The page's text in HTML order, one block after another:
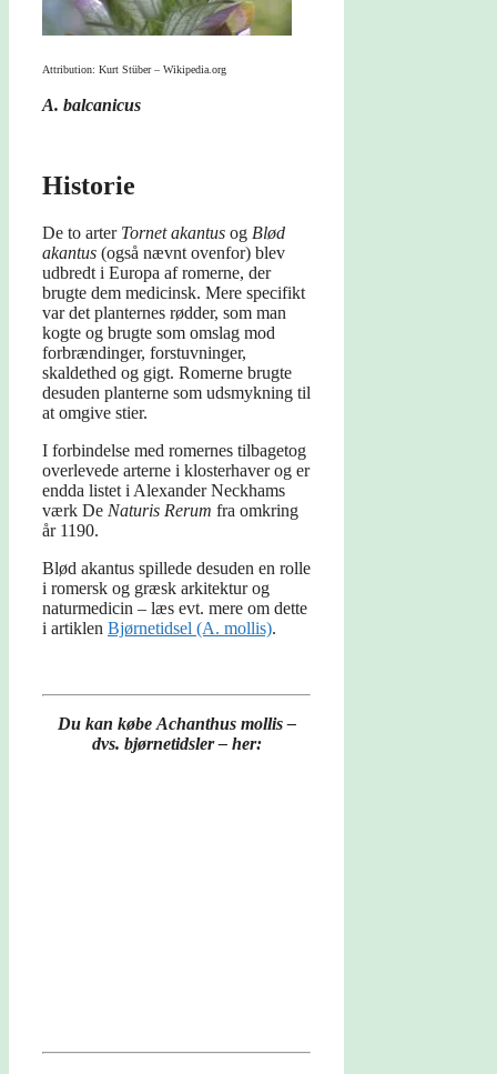
Attribution: Kurt Stüber – Wikipedia.org
A. balcanicus
Historie
De to arter Tornet akantus og Blød
akantus (også nævnt ovenfor) blev
udbredt i Europa af romerne, der
brugte dem medicinsk. Mere specifikt
var det planternes rødder, som man
kogte og brugte som omslag mod
forbrændinger, forstuvninger,
skaldethed og gigt. Romerne brugte
desuden planterne som udsmykning til
at omgive stier.
I forbindelse med romernes tilbagetog
overlevede arterne i klosterhaver og er
endda listet i Alexander Neckhams
værk De Naturis Rerum fra omkring
år 1190.
Blød akantus spillede desuden en rolle
i romersk og græsk arkitektur og
naturmedicin – læs evt. mere om dette
i artiklen Bjørnetidsel (A. mollis).
Du kan købe Achanthus mollis –
dvs. bjørnetidsler – her: